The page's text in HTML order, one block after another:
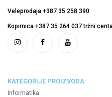
Veleprodaja +387 35 258 390
Kopirnica +387 35 264 037 tržni
KATEGORIJE PROIZVODA
Informatika